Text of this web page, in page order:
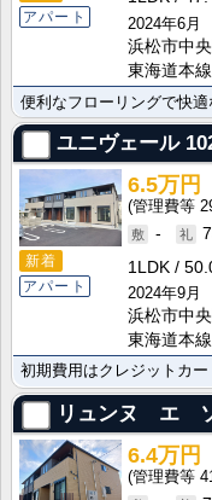
アパート
2024年6月
浜松市中央
東海道本
ユニヴェール
新着
アパート
6.5万円
-
1LDK
2024年9月
浜松市中央
東海道本
リュンヌ エ
6.4万円